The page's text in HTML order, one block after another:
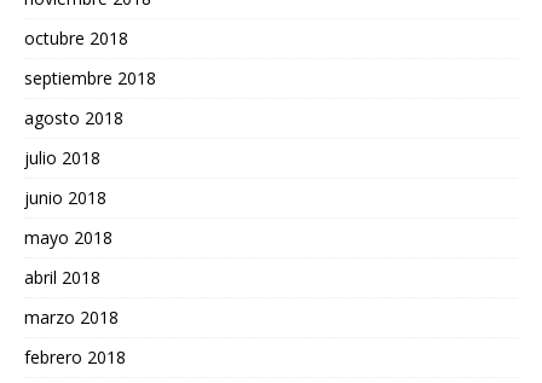
octubre 2018
septiembre 2018
agosto 2018
julio 2018
junio 2018
mayo 2018
abril 2018
marzo 2018
febrero 2018